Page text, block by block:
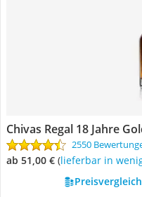
Chivas Regal 18 Jahre
2550
ab 51,00 € ( Lieferbar in